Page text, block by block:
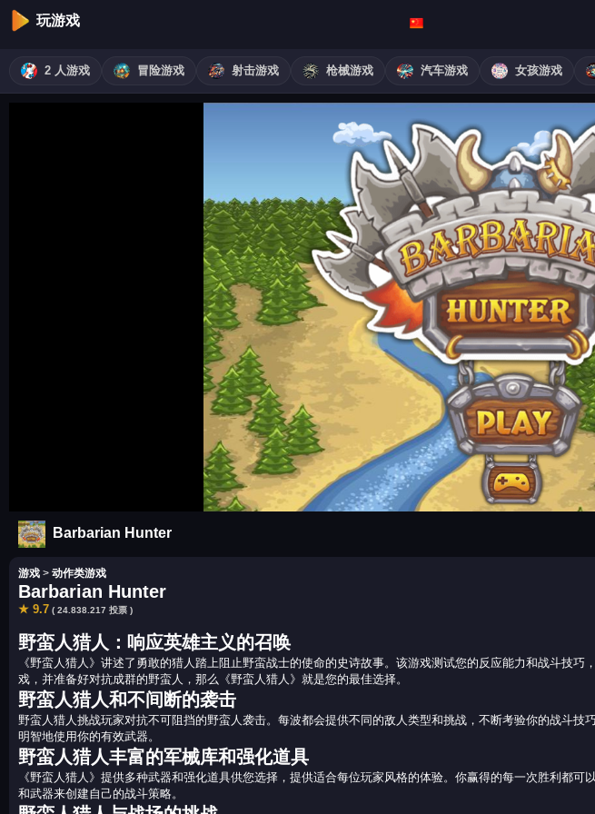
玩游戏
2 人游戏 冒险游戏 射击游戏 枪械游戏 汽车游戏 女孩游戏
Barbarian Hunter
游戏 > 动作类游戏
Barbarian Hunter
★ 9.7 ( 24.838.217 投票 )
野蛮人猎人：响应英雄主义的召唤
《野蛮人猎人》讲述了勇敢的猎人踏上阻止野蛮战士的使命的史诗故事。该游戏测试您的反应能力和战斗技
戏，并准备好对抗成群的野蛮人，那么《野蛮人猎人》就是您的最佳选择。
野蛮人猎人和不间断的袭击
野蛮人猎人挑战玩家对抗不可阻挡的野蛮人袭击。每波都会提供不同的敌人类型和挑战，不断考验你的战斗
明智地使用你的有效武器。
野蛮人猎人丰富的军械库和强化道具
《野蛮人猎人》提供多种武器和强化道具供您选择，提供适合每位玩家风格的体验。你赢得的每一次胜利都
和武器来创建自己的战斗策略。